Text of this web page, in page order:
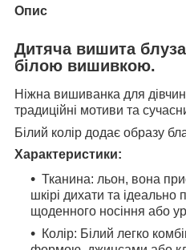
Опис
Дитяча вишита
білою вишивкою.
Ніжна вишиванка для
традиційні мотиви та
Білий колір додає образу
Характеристики:
Тканина: льон, вона
шкірі дихати та ідеально
щоденного носіння або
Колір: Білий легко